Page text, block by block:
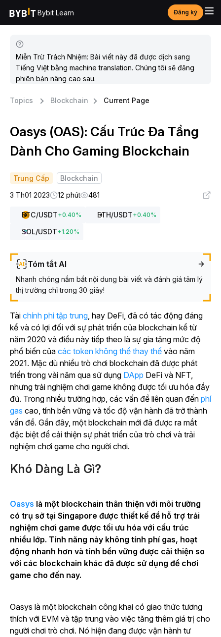
Bybit Learn Đăng ký
Miễn Trừ Trách Nhiệm: Bài viết này đã được dịch sang
Tiếng Việt bằng machine translation. Chúng tôi sẽ đăng
phiên bản nâng cao sau.
Topics Blockchain Current Page
Oasys (OAS): Cấu Trúc Đa Tầng
Dành Cho Gaming Blockchain
Trung Cấp
Blockchain
3 Th01 2023
12 phút 481
BTC/USDT+0.40% ETH/USDT+0.40%
SOL/USDT+1.20%
Tóm tắt AI
Nhanh chóng nắm bắt nội dung bài viết và đánh giá tâm lý
thị trường chỉ trong 30 giây!
Tài chính phi tập trung, hay DeFi, đã có tác động đáng
kể và có lợi đối với sự phát triển của blockchain kể từ
năm 2020 và điều này tiếp theo là sự gia tăng mức độ
phổ biến của các token không thể thay thế vào năm
2021. Mặc dù nhiều trò chơi blockchain đã được phát
triển trong vài năm qua sử dụng DApp DeFi và NFT,
nhưng trải nghiệm chơi game không được tối ưu hóa đầy
đủ. Trong nhiều trường hợp, các vấn đề liên quan đến phí
gas cao, tính bền vững và tốc độ vận hành đã trở thành
vấn đề. Gần đây, một blockchain mới đã được ra mắt
đặc biệt để cải thiện sự phát triển của trò chơi và trải
nghiệm chơi game cho người chơi.
Khó Dàng Là Gì?
Oasys là một blockchain thân thiện với môi trường
có trụ sở tại Singapore được thiết kế để hỗ trợ trải
nghiệm chơi game được tối ưu hóa với cấu trúc
nhiều lớp. Tính năng này không tính phí gas, hoạt
động nhanh hơn và tính bền vững được cải thiện so
với các blockchain khác đã được sử dụng để chơi
game cho đến nay.
Oasys là một blockchain công khai có giao thức tương
thích với EVM và tập trung vào việc tăng thêm giá trị cho
người chơi trò chơi. Nó hiện đang được vận hành tư